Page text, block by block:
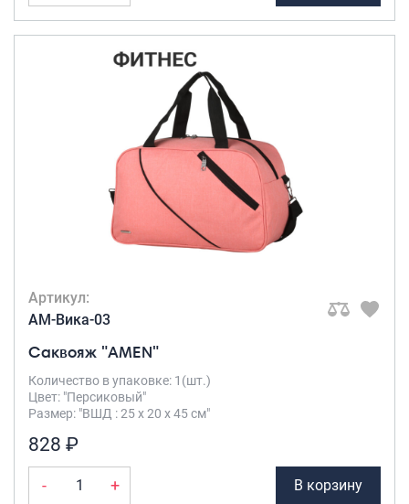
Артикул:
AM-Вика-03
Саквояж "AMEN"
Количество в упаковке: 1(шт.)
Цвет: "Персиковый"
Размер: "ВШД : 25 х 20 х 45 см"
828 ₽
- + В корзину